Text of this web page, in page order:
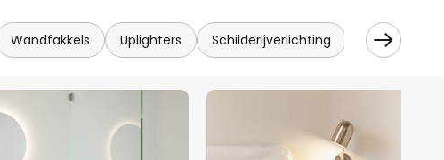
Wandfakkels Uplighters Schilderijverlichting Glazen